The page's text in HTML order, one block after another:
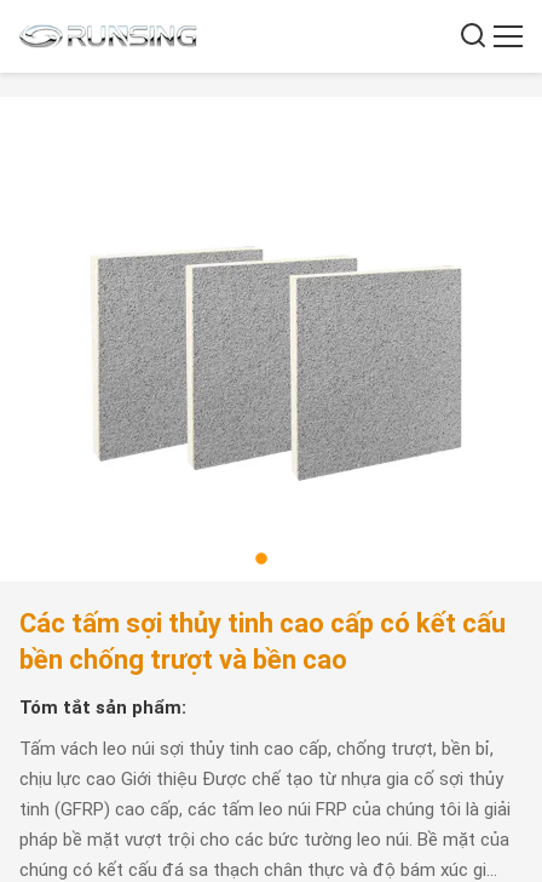
Các tấm sợi thủy tinh cao cấp có kết cấu
bền chống trượt và bền cao
Tóm tắt sản phẩm:
Tấm vách leo núi sợi thủy tinh cao cấp, chống trượt, bền bỉ,
chịu lực cao Giới thiệu Được chế tạo từ nhựa gia cố sợi thủy
tinh (GFRP) cao cấp, các tấm leo núi FRP của chúng tôi là giải
pháp bề mặt vượt trội cho các bức tường leo núi. Bề mặt của
chúng có kết cấu đá sa thạch chân thực và độ bám xúc gi...